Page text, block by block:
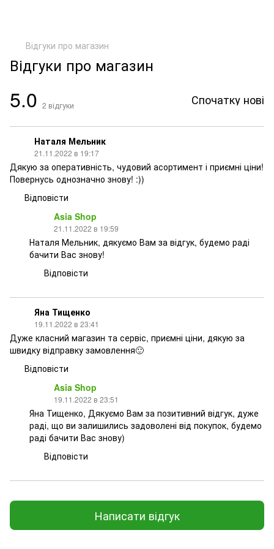
Відгуки про магазин
Відгуки про магазин
5.0 2 відгуки Спочатку нові
Наталя Мельник
21.11.2022 в 19:17
Дякую за оперативність, чудовий асортимент і приємні ціни!
Повернусь однозначно знову! :))
Відповісти
Asia Shop
21.11.2022 в 19:59
Наталя Мельник, дякуємо Вам за відгук, будемо раді
бачити Вас знову!
Відповісти
Яна Тищенко
19.11.2022 в 23:41
Дуже класний магазин та сервіс, приємні ціни, дякую за
швидку відправку замовлення🙂
Відповісти
Asia Shop
19.11.2022 в 23:51
Яна Тищенко, Дякуємо Вам за позитивний відгук, дуже
раді, що ви залишились задоволені від покупок, будемо
раді бачити Вас знову)
Відповісти
Написати відгук